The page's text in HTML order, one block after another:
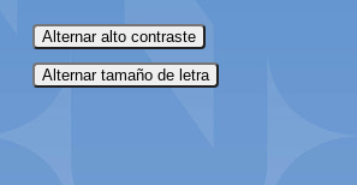
Alternar alto contraste
Alternar tamaño de letra